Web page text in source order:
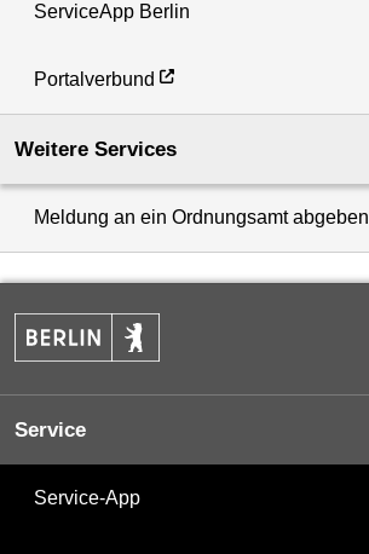
ServiceApp Berlin
Portalverbund
Weitere Services
Meldung an ein Ordnungsamt abgeben
Service
Service-App